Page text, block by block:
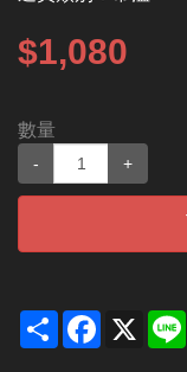
$1,080
數量
- +
Share Facebook
X